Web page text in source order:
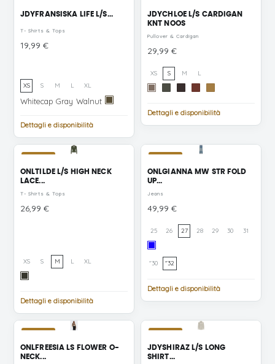
JDYFRANSISKA LIFE L/S...
T- Shirts & Tops
Prezzo
19,99 €
XS S M L XL
Whitecap Gray Whitecap
WalnutWalnut
Dark
Dettagli e disponibilità
JDYCHLOE L/S CARDIGAN
KNT NOOS
Pullover & Cardigan
Prezzo
29,99 €
XS S M L
Fossil
MELANGE
MELANGEMELANGE
Dettagli e disponibilità
ONLTILDE L/S HIGH NECK
LACE...
T- Shirts & Tops
Prezzo
26,99 €
XS S M L XL
Rosin
Dettagli e disponibilità
ONLGIANNA MW STR FOLD
UP...
Jeans
Prezzo
49,99 €
25 26 27 28 29 30 31
Medium
Blue
Denim
"30 "32
Dettagli e disponibilità
ONLFREESIA LS FLOWER O-
NECK...
JDYSHIRAZ L/S LONG
SHIRT...